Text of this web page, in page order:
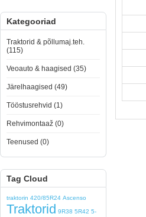
Kategooriad
Traktorid & põllumaj.teh.
(115)
Veoauto & haagised (35)
Järelhaagised (49)
Tööstusrehvid (1)
Rehvimontaaž (0)
Teenused (0)
Tag Cloud
traktorin 420/85R24 Ascenso
Traktorid 9R38 5R42 5-